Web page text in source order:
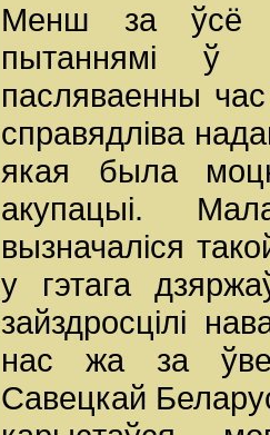
Менш за ўсё
пытаннямі ў
пасляваенны
справядліва
якая была
акупацыі.
вызначаліся
у гэтага
зайздросцілі
нас жа за
Савецкай